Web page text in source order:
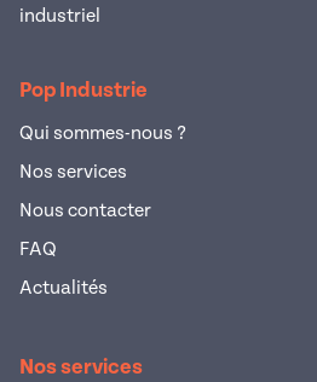
industriel
Pop Industrie
Qui sommes-nous ?
Nos services
Nous contacter
FAQ
Actualités
Nos services